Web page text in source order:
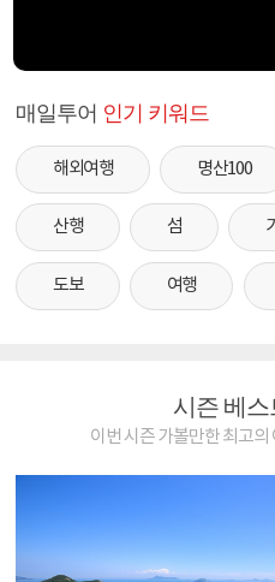
매일투어 인기 키워드
해외여행 명산100
산행 섬
도보 여행
시즌 베스
이번 시즌 가볼만한 최고